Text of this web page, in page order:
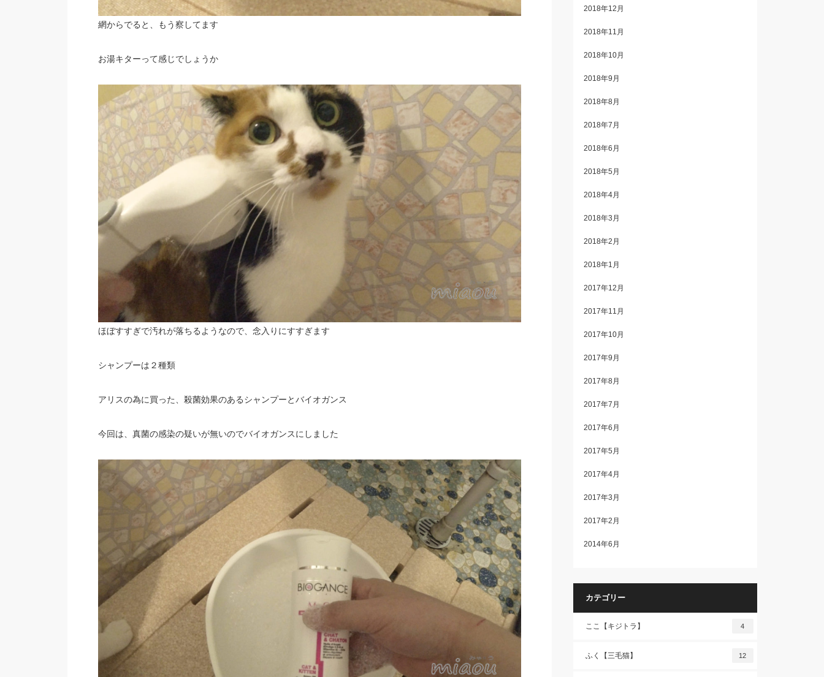
網からでると、もう察してます
お湯キターって感じでしょうか
ほぼすすぎで汚れが落ちるようなので、念入りにすすぎます
シャンプーは２種類
アリスの為に買った、殺菌効果のあるシャンプーとバイオガンス
今回は、真菌の感染の疑いが無いのでバイオガンスにしました
2018年12月
2018年11月
2018年10月
2018年9月
2018年8月
2018年7月
2018年6月
2018年5月
2018年4月
2018年3月
2018年2月
2018年1月
2017年12月
2017年11月
2017年10月
2017年9月
2017年8月
2017年7月
2017年6月
2017年5月
2017年4月
2017年3月
2017年2月
2014年6月
カテゴリー
ここ【キジトラ】 4
ふく【三毛猫】 12